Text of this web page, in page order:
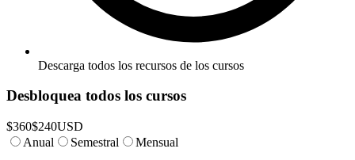
Descarga todos los recursos de los cursos
Desbloquea todos los cursos
$360$240USD
Anual
Semestral Mensual